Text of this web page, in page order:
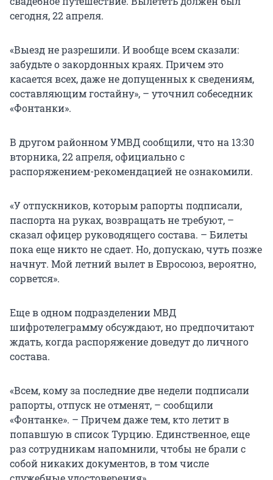
сегодня, 22 апреля.
«Выезд не разрешили. И вообще всем сказали:
забудьте о закордонных краях. Причем это
касается всех, даже не допущенных к сведениям,
составляющим гостайну», – уточнил собеседник
«Фонтанки».
В другом районном УМВД сообщили, что на 13:30
вторника, 22 апреля, официально с
распоряжением-рекомендацией не ознакомили.
«У отпускников, которым рапорты подписали,
паспорта на руках, возвращать не требуют, –
сказал офицер руководящего состава. – Билеты
пока еще никто не сдает. Но, допускаю, чуть позже
начнут. Мой летний вылет в Евросоюз, вероятно,
сорвется».
Еще в одном подразделении МВД
шифротелеграмму обсуждают, но предпочитают
ждать, когда распоряжение доведут до личного
состава.
«Всем, кому за последние две недели подписали
рапорты, отпуск не отменят, – сообщили
«Фонтанке». – Причем даже тем, кто летит в
попавшую в список Турцию. Единственное, еще
раз сотрудникам напомнили, чтобы не брали с
собой никаких документов, в том числе